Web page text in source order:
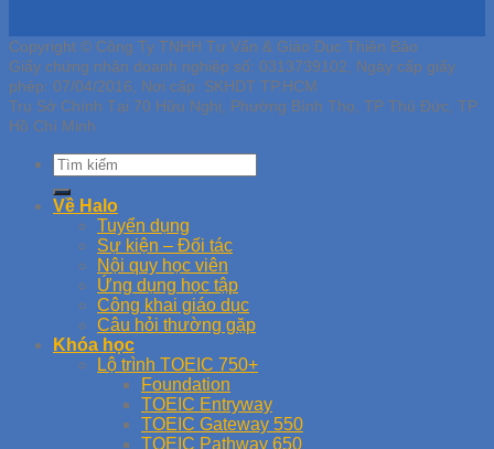
Copyright © Công Ty TNHH Tư Vấn & Giáo Dục Thiên Bảo
Giấy chứng nhận doanh nghiệp số: 0313739102, Ngày cấp giấy
phép: 07/04/2016, Nơi cấp: SKHDT TP.HCM
Trụ Sở Chính Tại 70 Hữu Nghị, Phường Bình Thọ, TP Thủ Đức, TP
Hồ Chí Minh
Về Halo
Tuyển dụng
Sự kiện – Đối tác
Nội quy học viên
Ứng dụng học tập
Công khai giáo dục
Câu hỏi thường gặp
Khóa học
Lộ trình TOEIC 750+
Foundation
TOEIC Entryway
TOEIC Gateway 550
TOEIC Pathway 650